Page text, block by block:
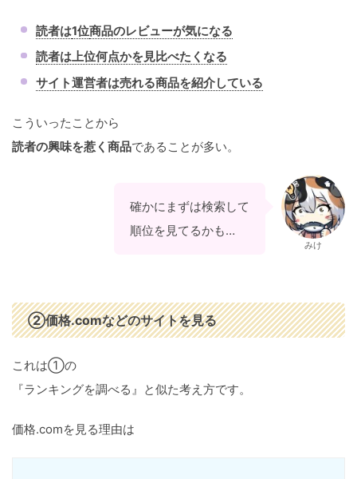
読者は1位商品のレビューが気になる
読者は上位何点かを見比べたくなる
サイト運営者は売れる商品を紹介している
こういったことから
読者の興味を惹く商品であることが多い。
確かにまずは検索して
順位を見てるかも…
みけ
②価格.comなどのサイトを見る
これは①の
『ランキングを調べる』と似た考え方です。
価格.comを見る理由は